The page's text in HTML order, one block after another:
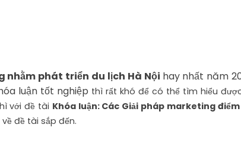
nhằm phát triển du lịch Hà Nội hay nhất năm
luận tốt nghiệp thì rất khó để có thể tìm hiểu
với đề tài Khóa luận: Các Giải pháp marketing
đề tài sắp đến.